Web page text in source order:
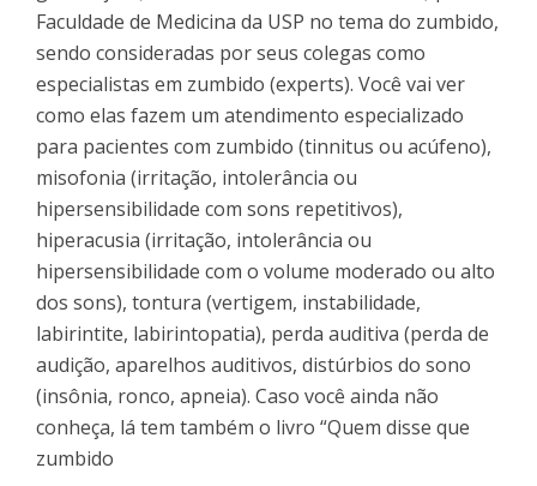
Faculdade de Medicina da USP no tema do zumbido,
sendo consideradas por seus colegas como
especialistas em zumbido (experts). Você vai ver
como elas fazem um atendimento especializado
para pacientes com zumbido (tinnitus ou acúfeno),
misofonia (irritação, intolerância ou
hipersensibilidade com sons repetitivos),
hiperacusia (irritação, intolerância ou
hipersensibilidade com o volume moderado ou alto
dos sons), tontura (vertigem, instabilidade,
labirintite, labirintopatia), perda auditiva (perda de
audição, aparelhos auditivos, distúrbios do sono
(insônia, ronco, apneia). Caso você ainda não
conheça, lá tem também o livro “Quem disse que
zumbido